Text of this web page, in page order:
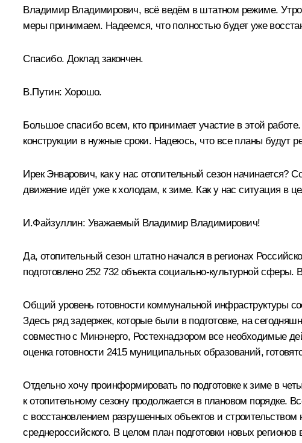
Владимир Владимирович, всё ведём в штатном режиме.
меры принимаем. Надеемся, что полностью будет уже
Спасибо. Доклад закончен.
В.Путин: Хорошо.
Большое спасибо всем, кто принимает участие в этой
конструкции в нужные сроки. Надеюсь, что все планы
Ирек Энварович, как у нас отопительный сезон начинается?
движение идёт уже к холодам, к зиме. Как у нас ситуация в
И.Файзуллин: Уважаемый Владимир Владимирович!
Да, отопительный сезон штатно начался в регионах
подготовлено 252 732 объекта социально-культурной
Общий уровень готовности коммунальной инфраструктуры
Здесь ряд задержек, которые были в подготовке, на
совместно с Минэнерго, Ростехнадзором все необходимые
оценка готовности 2415 муниципальных образований,
Отдельно хочу проинформировать по подготовке к зиме в
к отопительному сезону продолжается в плановом порядке.
с восстановлением разрушенных объектов и
среднероссийского. В целом план подготовки новых